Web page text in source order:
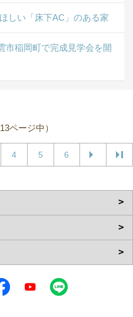
しい「床下AC」のある家
市稲岡町で完成見学会を開
ページ中）
4 5 6